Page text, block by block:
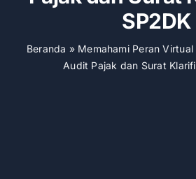
SP2DK
Beranda » Memahami Peran
Audit Pajak dan Surat